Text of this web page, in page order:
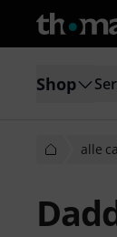
Shop
alle